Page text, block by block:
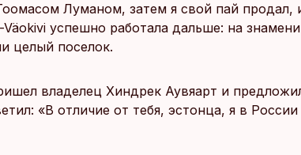
Луманом, затем я свой пай
успешно работала дальше: на
целый поселок.
владелец Хиндрек Аувяарт и
«В отличие от тебя, эстонца, я в России